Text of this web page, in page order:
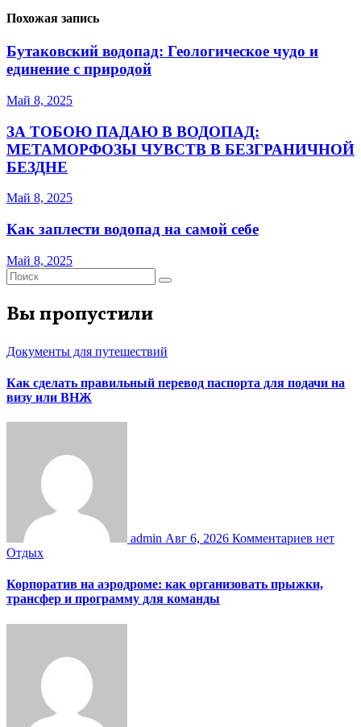
Похожая запись
Бутаковский водопад: Геологическое чудо и
единение с природой
Май 8, 2025
ЗА ТОБОЮ ПАДАЮ В ВОДОПАД:
МЕТАМОРФОЗЫ ЧУВСТВ В БЕЗГРАНИЧНОЙ
БЕЗДНЕ
Май 8, 2025
Как заплести водопад на самой себе
Май 8, 2025
Вы пропустили
Документы для путешествий
Как сделать правильный перевод паспорта для подачи на
визу или ВНЖ
admin Авг 6, 2026 Комментариев нет
Отдых
Корпоратив на аэродроме: как организовать прыжки,
трансфер и программу для команды